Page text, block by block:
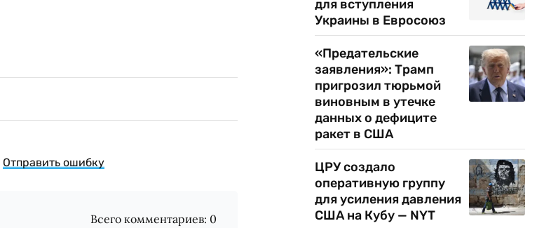
Отправить ошибку
Всего комментариев: 0
для вступления
Украины в Евросоюз
«Предательские
заявления»: Трамп
пригрозил тюрьмой
виновным в утечке
данных о дефиците
ракет в США
ЦРУ создало
оперативную группу
для усиления давления
США на Кубу — NYT